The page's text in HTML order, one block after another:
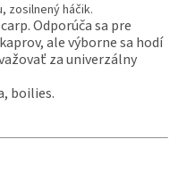
zosilnený háčik.
Odporúča sa pre
ale výborne sa hodí
za univerzálny
boilies.